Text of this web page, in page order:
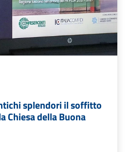
splendori il soffitto
Chiesa della Buona